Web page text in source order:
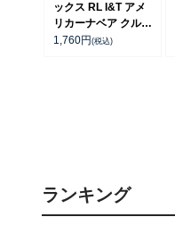
ックス RL I&T アメ
リカーナベア クルー
丈 04835745
1,760円 (税込)
ランキング